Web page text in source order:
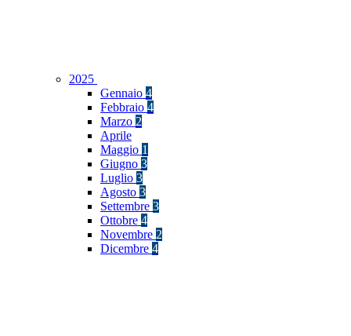
2025
Gennaio 4
Febbraio 4
Marzo 2
Aprile
Maggio 1
Giugno 3
Luglio 3
Agosto 3
Settembre 3
Ottobre 4
Novembre 2
Dicembre 4